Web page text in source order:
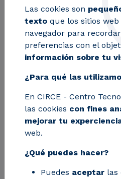
REEFLEX
Las cookies son
texto que los sitios
navegador para
preferencias con el
información sobre tu
¿Para qué las
En CIRCE - Centro
las cookies con fines
mejorar tu
web.
¿Qué puedes hacer?
Puedes aceptar las